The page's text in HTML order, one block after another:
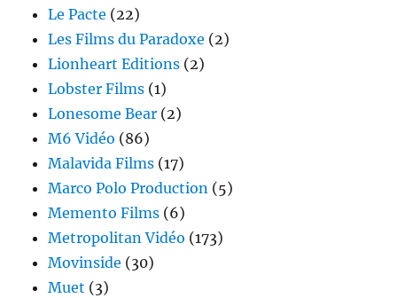
Le Pacte (22)
Les Films du Paradoxe (2)
Lionheart Editions (2)
Lobster Films (1)
Lonesome Bear (2)
M6 Vidéo (86)
Malavida Films (17)
Marco Polo Production (5)
Memento Films (6)
Metropolitan Vidéo (173)
Movinside (30)
Muet (3)